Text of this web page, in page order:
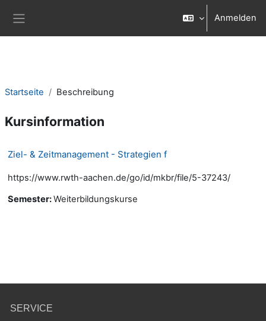
Anmelden
Startseite Beschreibung
Kursinformation
Ziel- & Zeitmanagement - Strategien f
https://www.rwth-aachen.de/go/id/mkbr/file/5-37243/
Semester:Weiterbildungskurse
SERVICE